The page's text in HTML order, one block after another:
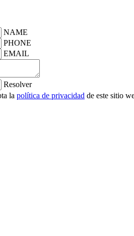
NAME
PHONE
EMAIL
Resolver
la política de privacidad de este sitio